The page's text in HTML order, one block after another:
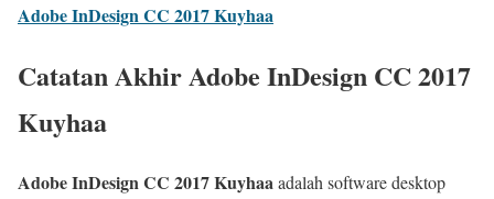
Adobe InDesign CC 2017 Kuyhaa
Catatan Akhir Adobe InDesign CC 2017
Kuyhaa
Adobe InDesign CC 2017 Kuyhaaadalah software desktop